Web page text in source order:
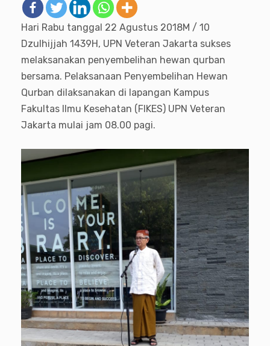
Hari Rabu tanggal 22 Agustus 2018M / 10
Dzulhijjah 1439H, UPN Veteran Jakarta sukses
melaksanakan penyembelihan hewan qurban
bersama. Pelaksanaan Penyembelihan Hewan
Qurban dilaksanakan di lapangan Kampus
Fakultas Ilmu Kesehatan (FIKES) UPN Veteran
Jakarta mulai jam 08.00 pagi.